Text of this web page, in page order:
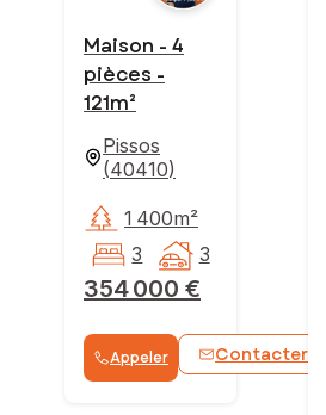
Maison - 4
pièces -
121m²
Pissos
(40410)
354 000 €
1 400m²
3
3
Appeler Contacter